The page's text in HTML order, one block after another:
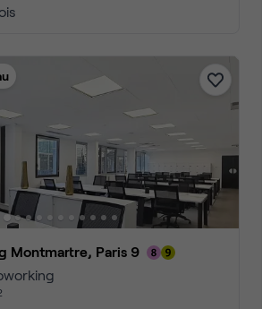
Montmartre, Paris 9